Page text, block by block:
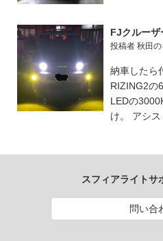
FJクルー
投稿者 秋田
納車したら
RIZING2の
LEDの
け。 アシス
スフィアライトサ
問い合